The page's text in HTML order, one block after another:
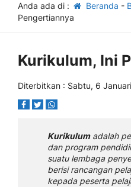
Anda ada di : Beranda -
Pengertiannya
Kurikulum, Ini
Diterbitkan : Sabtu, 6
Kurikulumadalah
dan program
suatu lembaga
berisi rancangan
kepada peserta